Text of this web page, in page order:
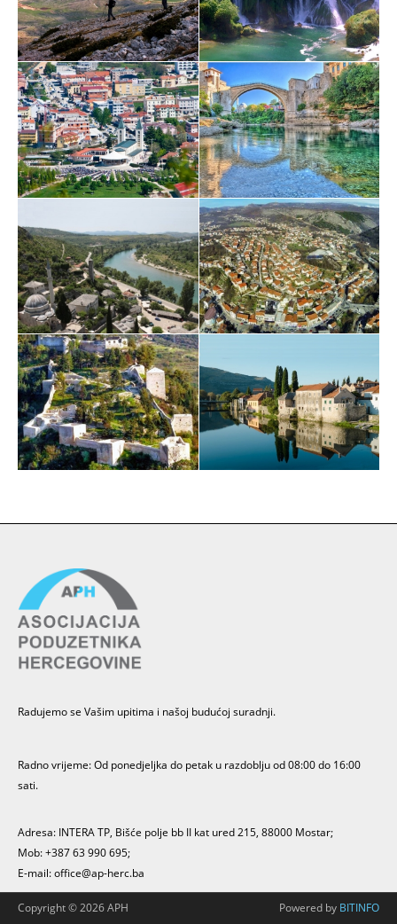
Radujemo se Vašim upitima i našoj budućoj suradnji.
Radno vrijeme: Od ponedjeljka do petak u razdoblju od 08:00 do 16:00
sati.
Adresa: INTERA TP, Bišće polje bb II kat ured 215, 88000 Mostar;
Mob: +387 63 990 695;
E-mail:office@ap-herc.ba
Copyright ©2026 APH Powered by BITINFO